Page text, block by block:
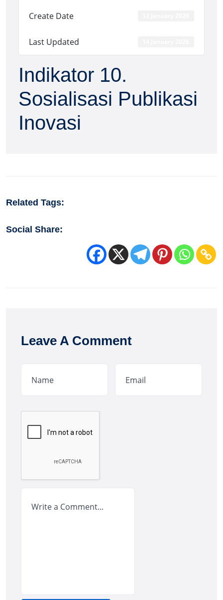
Create Date
Last Updated
Indikator 10.
Sosialisasi Publikasi
Inovasi
Related Tags:
Social Share:
Leave A Comment